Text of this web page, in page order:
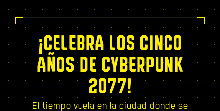
¡CELEBRA LOS CINCO
AÑOS DE CYBERPUNK
2077!
El tiempo vuela en la ciudad donde se